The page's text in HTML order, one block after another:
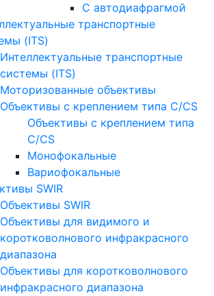
С автодиафрагмой
транспортные
(ITS)
Интеллектуальные транспортные
системы (ITS)
Моторизованные объективы
Объективы с креплением типа C/CS
Объективы с креплением типа
C/CS
Монофокальные
Вариофокальные
SWIR
Объективы SWIR
Объективы для видимого и
коротковолнового инфракрасного
диапазона
Объективы для коротковолнового
инфракрасного диапазона